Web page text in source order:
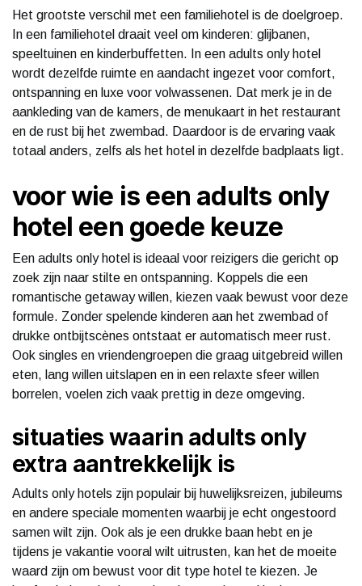
Het grootste verschil met een familiehotel is de doelgroep.
In een familiehotel draait veel om kinderen: glijbanen,
speeltuinen en kinderbuffetten. In een adults only hotel
wordt dezelfde ruimte en aandacht ingezet voor comfort,
ontspanning en luxe voor volwassenen. Dat merk je in de
aankleding van de kamers, de menukaart in het restaurant
en de rust bij het zwembad. Daardoor is de ervaring vaak
totaal anders, zelfs als het hotel in dezelfde badplaats ligt.
voor wie is een adults only
hotel een goede keuze
Een adults only hotel is ideaal voor reizigers die gericht op
zoek zijn naar stilte en ontspanning. Koppels die een
romantische getaway willen, kiezen vaak bewust voor deze
formule. Zonder spelende kinderen aan het zwembad of
drukke ontbijtscènes ontstaat er automatisch meer rust.
Ook singles en vriendengroepen die graag uitgebreid willen
eten, lang willen uitslapen en in een relaxte sfeer willen
borrelen, voelen zich vaak prettig in deze omgeving.
situaties waarin adults only
extra aantrekkelijk is
Adults only hotels zijn populair bij huwelijksreizen, jubileums
en andere speciale momenten waarbij je echt ongestoord
samen wilt zijn. Ook als je een drukke baan hebt en je
tijdens je vakantie vooral wilt uitrusten, kan het de moeite
waard zijn om bewust voor dit type hotel te kiezen. Je